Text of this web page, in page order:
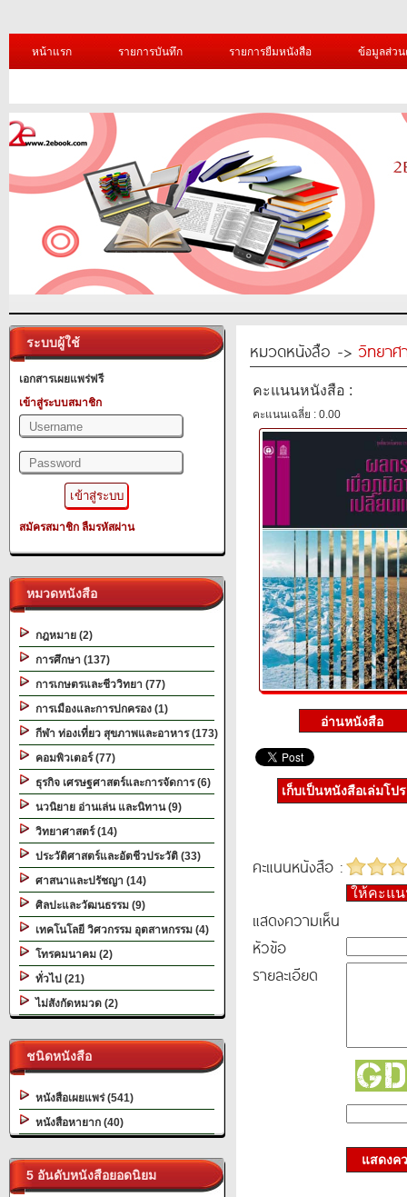
หน้าแรก รายการบันทึก รายการยืมหนังสือ ข้อมูลส่ว
ระบบผู้ใช้
เอกสารเผยแพร่ฟรี
เข้าสู่ระบบสมาชิก
สมัครสมาชิก ลืมรหัสผ่าน
หมวดหนังสือ
กฎหมาย (2)
การศึกษา (137)
การเกษตรและชีววิทยา (77)
การเมืองและการปกครอง (1)
กีฬา ท่องเที่ยว สุขภาพและอาหาร (173)
คอมพิวเตอร์ (77)
ธุรกิจ เศรษฐศาสตร์และการจัดการ (6)
นวนิยาย อ่านเล่น และนิทาน (9)
วิทยาศาสตร์ (14)
ประวัติศาสตร์และอัตชีวประวัติ (33)
ศาสนาและปรัชญา (14)
ศิลปะและวัฒนธรรม (9)
เทคโนโลยี วิศวกรรม อุตสาหกรรม (4)
โทรคมนาคม (2)
ทั่วไป (21)
ไม่สังกัดหมวด (2)
ชนิดหนังสือ
หนังสือเผยแพร่ (541)
หนังสือหายาก (40)
5 อันดับหนังสือยอดนิยม
หมวดหนังสือ -> วิทยาศ
คะแนนหนังสือ :
คะแนนเฉลี่ย : 0.00
เก็บเป็นหนังสือเล่มโป
คะแนนหนังสือ :
ให้คะแ
แสดงความเห็น
หัวข้อ
รายละเอียด
แสดงค